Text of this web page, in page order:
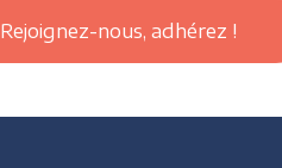
Rejoignez-nous, adhérez !